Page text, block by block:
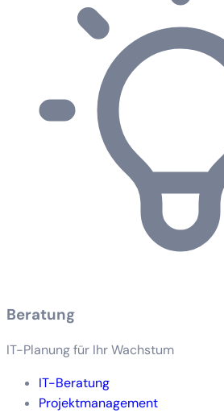
Beratung
IT-Planung für Ihr Wachstum
IT-Beratung
Projektmanagement